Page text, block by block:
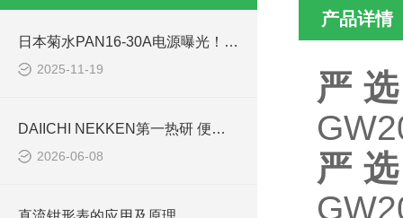
日本菊水PAN16-30A电源曝光！实验室级精密供电的秘密w器
2025-11-19
DAIICHI NEKKEN第一热研 便携式氧分析仪在化工检修与密闭空间中的应用
2026-06-08
产品详情
严
严